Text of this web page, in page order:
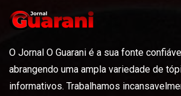
O Jornal O Guarani é a sua fonte
abrangendo uma ampla variedade de
informativos. Trabalhamos